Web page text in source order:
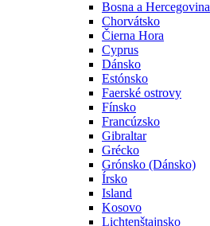
Bosna a Hercegovina
Chorvátsko
Čierna Hora
Cyprus
Dánsko
Estónsko
Faerské ostrovy
Fínsko
Francúzsko
Gibraltar
Grécko
Grónsko (Dánsko)
Írsko
Island
Kosovo
Lichtenštajnsko